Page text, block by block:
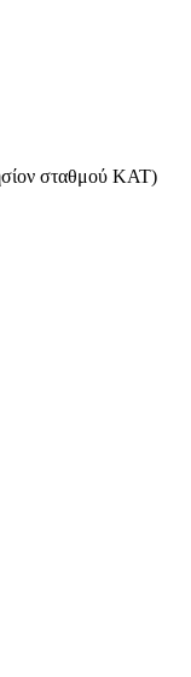
σταθμού ΚΑΤ)